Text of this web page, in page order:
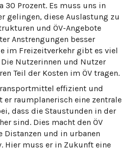
30 Prozent. Es muss uns in
gelingen, diese Auslastung zu
und ÖV-Angebote
Anstrengungen besser
im Freizeitverkehr gibt es viel
Die Nutzerinnen und Nutzer
Teil der Kosten im ÖV tragen.
effizient und
er raumplanerisch eine zentrale
dass die Staustunden in der
sind. Dies macht den ÖV
Distanzen und in urbanen
Hier muss er in Zukunft eine